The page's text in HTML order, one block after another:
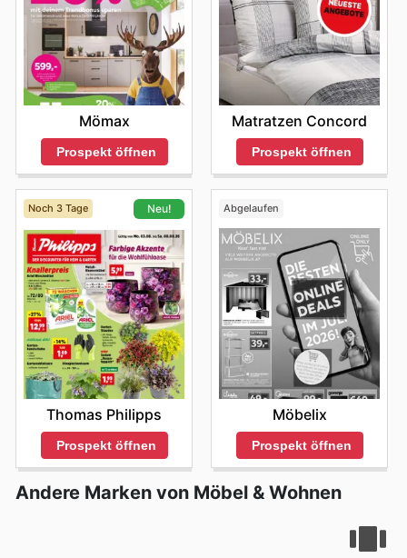
Mömax
Prospekt öffnen
Matratzen Concord
Prospekt öffnen
Noch 3 Tage Neu!
Thomas Philipps
Prospekt öffnen
Abgelaufen
Möbelix
Prospekt öffnen
Andere Marken von Möbel & Wohnen